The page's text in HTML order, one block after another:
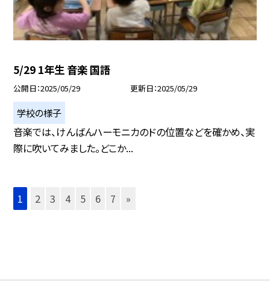
5/29 1年生 音楽 国語
公開日 2025/05/29 更新日 2025/05/29
学校の様子
音楽では、けんばんハーモニカのドの位置などを確かめ、実
際に吹いてみました。どこか...
1 2 3 4 5 6 7 »